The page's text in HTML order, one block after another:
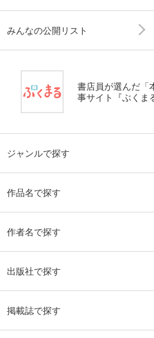
みんなの公開リスト
書店員が選んだ「
事サイト『ぶくま
ジャンルで探す
作品名で探す
作者名で探す
出版社で探す
掲載誌で探す